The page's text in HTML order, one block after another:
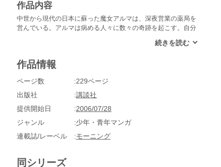
作品内容
中世から現代の日本に蘇った魔女アルマは、深夜営業の薬局を
営んでいる。アルマは病める人々に数々の奇跡を起こす。自分
い事を理由に、脅しにかかった。鈴木と名乗るその男は、実は
え、毒殺しようとアルマに近づいて来たのだった。誰にも見破
はめになり、自分が勤めていた会社に実験動物として送られ
た。
作品情報
ページ数
229ページ
出版社
講談社
提供開始日
2006/07/28
ジャンル
少年・青年マンガ
連載誌/レーベル
モーニング
同シリーズ